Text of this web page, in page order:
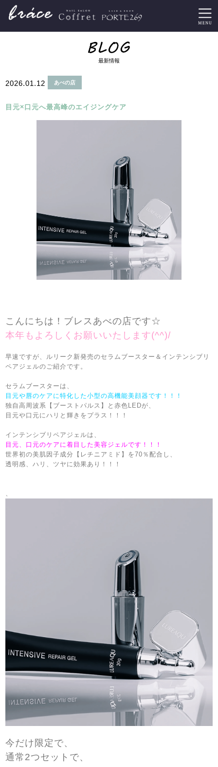
最新情報
2026.01.12 あべの店
目元×口元へ最高峰のエイジングケア
こんにちは！ブレスあべの店です☆
本年もよろしくお願いいたします(^^)/
早速ですが、ルリーク新発売のセラムブースター＆インテンシブリ
ペアジェルのご紹介です。
セラムブースターは、
目元や唇のケアに特化した小型の高機能美顔器です！！！
独自高周波系【ブーストパルス】と赤色LEDが、
目元や口元にハリと輝きをプラス！！！
インテンシブリペアジェルは、
目元、口元のケアに着目した美容ジェルです！！！
世界初の美肌因子成分【レチニアミド】を70％配合し、
透明感、ハリ、ツヤに効果あり！！！
今だけ限定で、
通常2つセットで、